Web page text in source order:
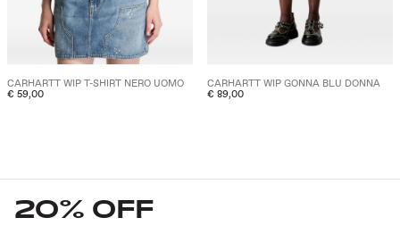
CARHARTT WIP T-SHIRT NERO UOMO
€ 59,00
CARHARTT WIP GONNA BLU DONNA
€ 89,00
20% OFF